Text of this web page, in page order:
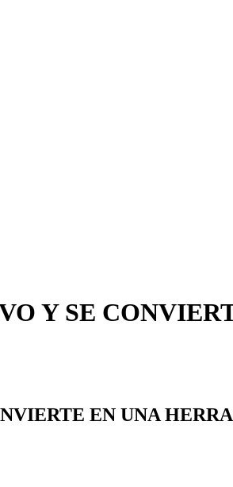
Y SE
EN UNA